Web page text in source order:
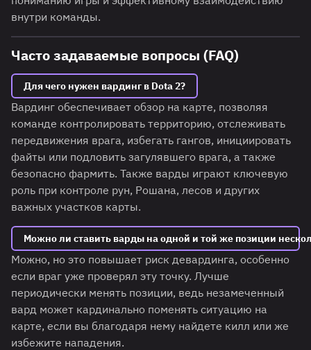
внутри команды.
Часто задаваемые вопросы (FAQ)
Для чего нужен вардинг в Dota 2?
Вардинг обеспечивает обзор на карте, позволяя
команде контролировать территорию, отслеживать
передвижения врага, избегать гангов, инициировать
файты или подловить загулявшего врага, а также
безопасно фармить. Также варды играют ключевую
роль при контроле рун, Рошана, лесов и других
важных участков карты.
Можно ли ставить варды на одной и той же позиции
Можно, но это повышает риск девардинга, особенно
если враг уже проверял эту точку. Лучше
периодически менять позиции, ведь незамеченный
вард может кардинально поменять ситуацию на
карте, если вы благодаря нему найдете килл или же
избежите нападения.